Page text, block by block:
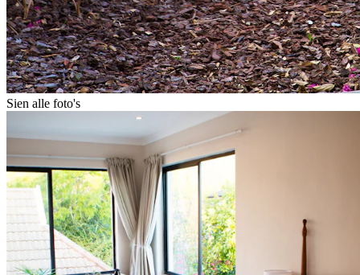
Sien alle foto's